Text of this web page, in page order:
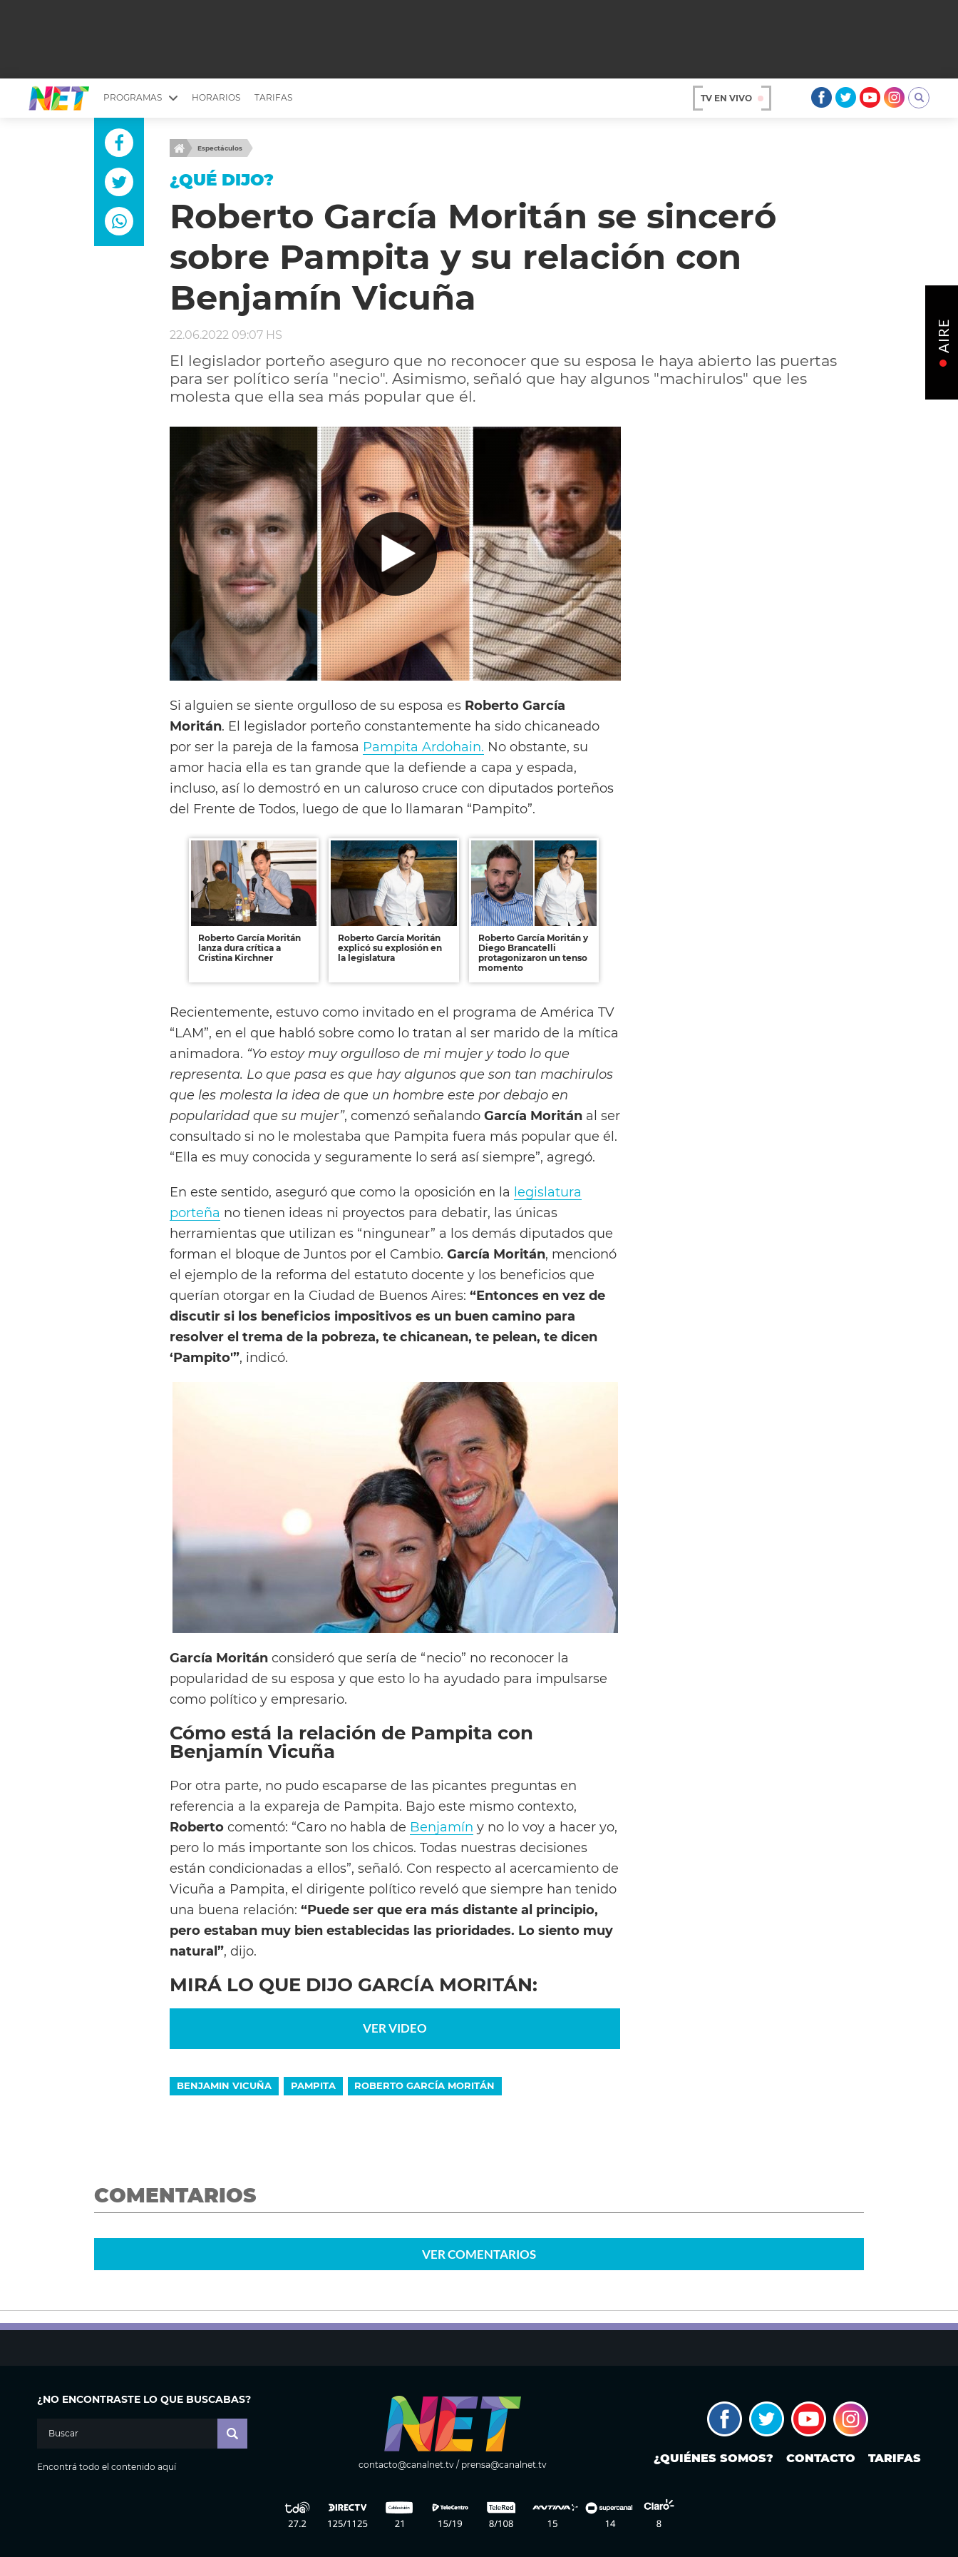
PROGRAMAS
MESA PICANTE
YUYITO A LA TARDE
EMPRENDI2
LONGOBARDI
EL OLIVO BLANCO
TU LUGAR IDEAL
CHICHE EN VIVO
ARGENTINOS X ARGENTINA
CARAS Y NEGOCIOS
SCOUTING PARA UN CAMBIO
INTELEXIS TV
ENTROMETIDOS EN LA TELE
MODO FONTEVECCHIA
PERIODISMO PURO
REPERFILAR
FIESTAS ARGENTINAS
BELLEZA FASHION
FULL FACE TV
HORARIOS TARIFAS TV EN VIVO
Espectáculos
¿QUÉ DIJO?
Roberto García Moritán se sinceró
sobre Pampita y su relación con
Benjamín Vicuña
22.06.2022 09:07 HS
El legislador porteño aseguro que no reconocer que su esposa le haya abierto las puertas
para ser político sería "necio". Asimismo, señaló que hay algunos "machirulos" que les
molesta que ella sea más popular que él.
Si alguien se siente orgulloso de su esposa es Roberto García
Moritán. El legislador porteño constantemente ha sido chicaneado
por ser la pareja de la famosa Pampita Ardohain. No obstante, su
amor hacia ella es tan grande que la defiende a capa y espada,
incluso, así lo demostró en un caluroso cruce con diputados porteños
del Frente de Todos, luego de que lo llamaran “Pampito”.
Roberto García Moritán
lanza dura crítica a
Cristina Kirchner
Roberto García Moritán
explicó su explosión en
la legislatura
Roberto García Moritán y
Diego Brancatelli
protagonizaron un tenso
momento
Recientemente, estuvo como invitado en el programa de América TV
“LAM”, en el que habló sobre como lo tratan al ser marido de la mítica
animadora. “Yo estoy muy orgulloso de mi mujer y todo lo que
representa. Lo que pasa es que hay algunos que son tan machirulos
que les molesta la idea de que un hombre este por debajo en
popularidad que su mujer”, comenzó señalando García Moritán al ser
consultado si no le molestaba que Pampita fuera más popular que él.
“Ella es muy conocida y seguramente lo será así siempre”, agregó.
En este sentido, aseguró que como la oposición en la legislatura
porteña no tienen ideas ni proyectos para debatir, las únicas
herramientas que utilizan es “ningunear” a los demás diputados que
forman el bloque de Juntos por el Cambio. García Moritán, mencionó
el ejemplo de la reforma del estatuto docente y los beneficios que
querían otorgar en la Ciudad de Buenos Aires: “Entonces en vez de
discutir si los beneficios impositivos es un buen camino para
resolver el trema de la pobreza, te chicanean, te pelean, te dicen
‘Pampito'”, indicó.
García Moritán consideró que sería de “necio” no reconocer la
popularidad de su esposa y que esto lo ha ayudado para impulsarse
como político y empresario.
Cómo está la relación de Pampita con
Benjamín Vicuña
Por otra parte, no pudo escaparse de las picantes preguntas en
referencia a la expareja de Pampita. Bajo este mismo contexto,
Roberto comentó: “Caro no habla de Benjamín y no lo voy a hacer yo,
pero lo más importante son los chicos. Todas nuestras decisiones
están condicionadas a ellos”, señaló. Con respecto al acercamiento de
Vicuña a Pampita, el dirigente político reveló que siempre han tenido
una buena relación: “Puede ser que era más distante al principio,
pero estaban muy bien establecidas las prioridades. Lo siento muy
natural”, dijo.
MIRÁ LO QUE DIJO GARCÍA MORITÁN:
VER VIDEO
BENJAMIN VICUÑA PAMPITA ROBERTO GARCÍA MORITÁN
COMENTARIOS
VERCOMENTARIOS
¿NO ENCONTRASTE LO QUE BUSCABAS?
Encontrá todo el contenido aquí contacto@canalnet.tv/ prensa@canalnet.tv ¿QUIÉNES SOMOS? CONTACTO TARIFAS
AIRE